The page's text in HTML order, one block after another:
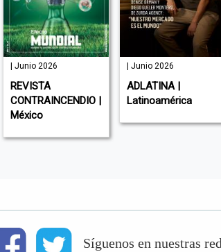
| Junio 2026
REVISTA
CONTRAINCENDIO |
México
| Junio 2026
ADLATINA |
Latinoamérica
Síguenos en nuestras